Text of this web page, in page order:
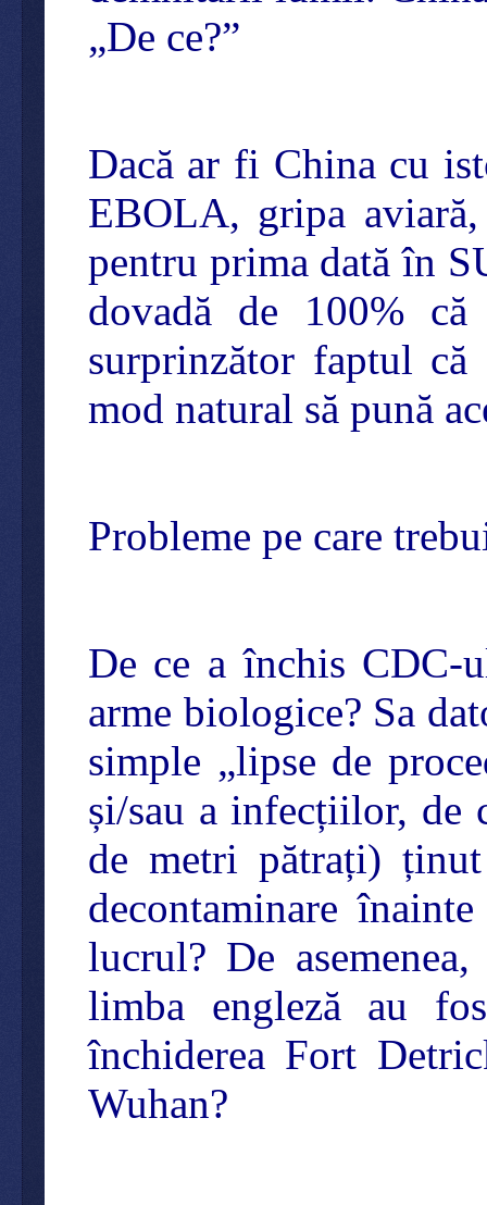
„De ce?”
Dacă ar fi China cu
EBOLA, gripa
pentru prima dată în
dovadă de 100%
surprinzător faptul
mod natural să pună
Probleme pe care
De ce a închis
arme biologice? Sa
simple „lipse de
și/sau a infecțiilor, de
de metri pătrați)
decontaminare
lucrul? De
limba engleză au
închiderea Fort
Wuhan?